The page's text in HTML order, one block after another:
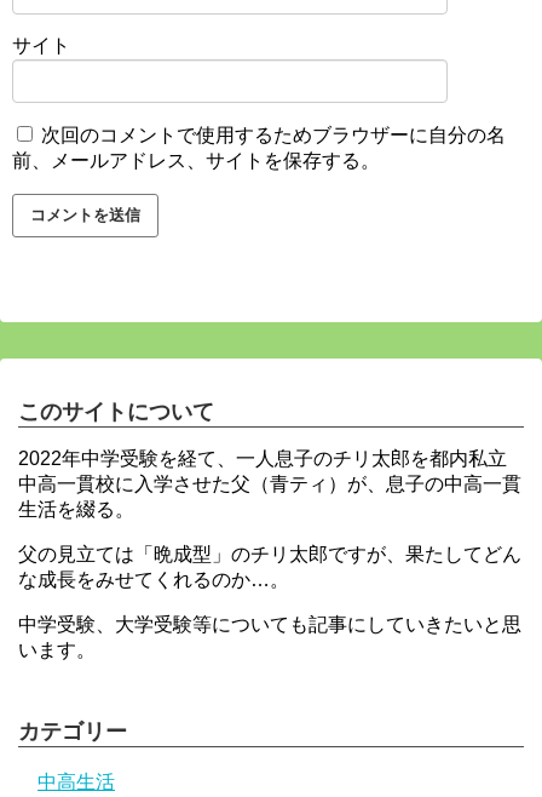
サイト
次回のコメントで使用するためブラウザーに自分の名
前、メールアドレス、サイトを保存する。
このサイトについて
2022年中学受験を経て、一人息子のチリ太郎を都内私立
中高一貫校に入学させた父（青ティ）が、息子の中高一貫
生活を綴る。
父の見立ては「晩成型」のチリ太郎ですが、果たしてどん
な成長をみせてくれるのか…。
中学受験、大学受験等についても記事にしていきたいと思
います。
カテゴリー
中高生活